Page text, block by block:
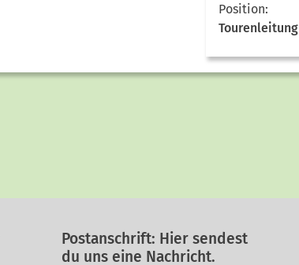
Position:
Tourenleitung
Postanschrift: Hier sendest
du uns eine Nachricht.